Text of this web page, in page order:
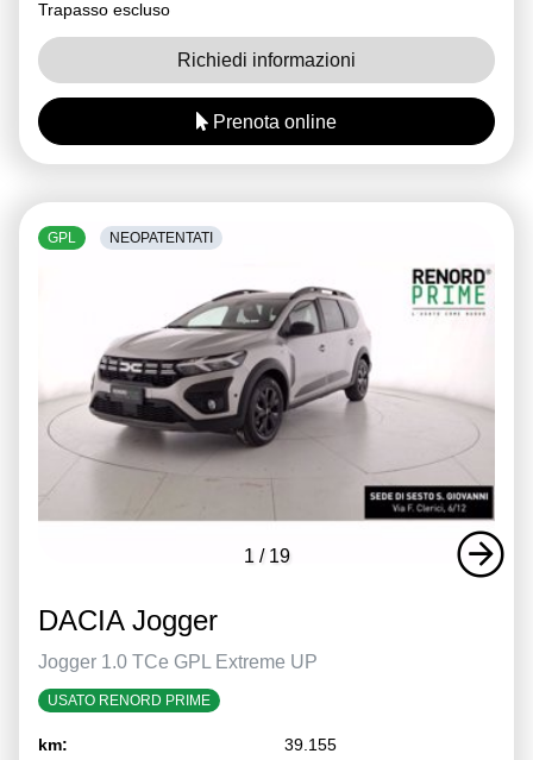
Trapasso escluso
Richiedi informazioni
Prenota online
1 / 19
GPL NEOPATENTATI
DACIA Jogger
Jogger 1.0 TCe GPL Extreme UP
USATO RENORD PRIME
km: 39.155